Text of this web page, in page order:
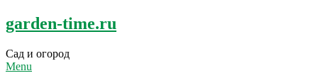
Skip
to
garden-time.ru
Сад и огород
Menu